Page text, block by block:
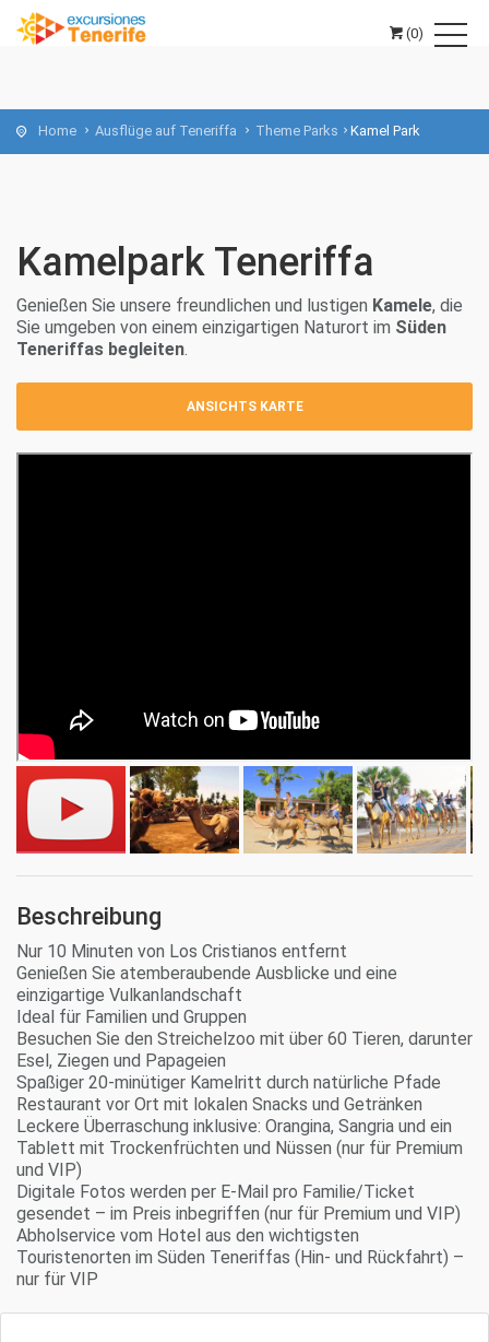
(0)
Home Ausflüge auf Teneriffa Theme Parks Kamel Park
Kamelpark Teneriffa
Genießen Sie unsere freundlichen und lustigen Kamele, die
Sie umgeben von einem einzigartigen Naturort im Süden
Teneriffas begleiten.
ANSICHTS KARTE
Beschreibung
Nur 10 Minuten von Los Cristianos entfernt
Genießen Sie atemberaubende Ausblicke und eine
einzigartige Vulkanlandschaft
Ideal für Familien und Gruppen
Besuchen Sie den Streichelzoo mit über 60 Tieren, darunter
Esel, Ziegen und Papageien
Spaßiger 20-minütiger Kamelritt durch natürliche Pfade
Restaurant vor Ort mit lokalen Snacks und Getränken
Leckere Überraschung inklusive: Orangina, Sangria und ein
Tablett mit Trockenfrüchten und Nüssen (nur für Premium
und VIP)
Digitale Fotos werden per E-Mail pro Familie/Ticket
gesendet – im Preis inbegriffen (nur für Premium und VIP)
Abholservice vom Hotel aus den wichtigsten
Touristenorten im Süden Teneriffas (Hin- und Rückfahrt) –
nur für VIP